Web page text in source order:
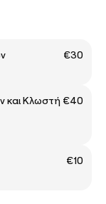
€30
και Κλωστή €40
€10